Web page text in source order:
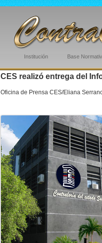
Institución Base
CES realizó entrega del
Oficina de Prensa CES/Eliana